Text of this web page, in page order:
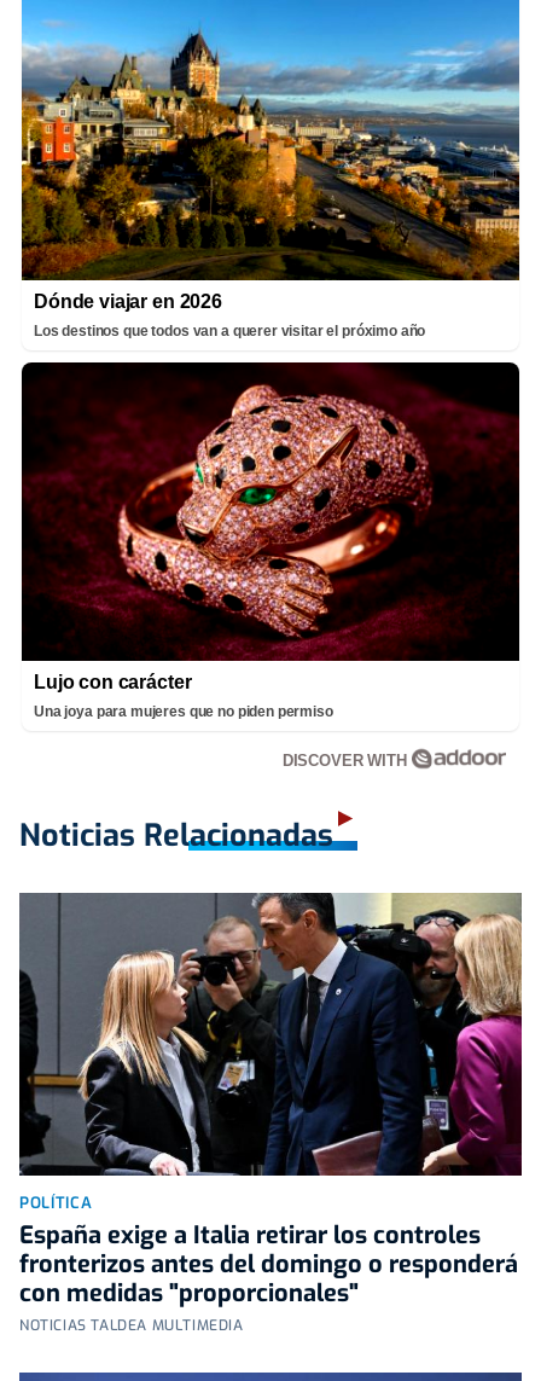
Dónde viajar en 2026
Los destinos que todos van a querer visitar el próximo año
Lujo con carácter
Una joya para mujeres que no piden permiso
DISCOVER WITH
Noticias Relacionadas
POLÍTICA
España exige a Italia retirar los controles
fronterizos antes del domingo o responderá
con medidas "proporcionales"
NOTICIAS TALDEA MULTIMEDIA